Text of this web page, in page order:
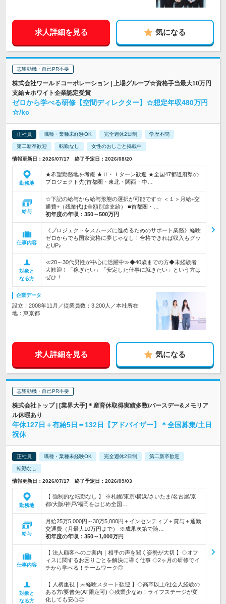
求人詳細を見る 気になる
志望動機・自己PR不要
株式会社ワールドコーポレーション | 上場グループ☆資格手当最大10万円
支給★ホワイト企業認定受賞
ゼロから学べる研修【空間ディレクター】☆想定年収480万円
☆/kc
正社員 職種・業種未経験OK 完全週休2日制 学歴不問
第二新卒歓迎 転勤なし 女性のおしごと掲載中
情報更新日：2026/07/17 終了予定日：2026/08/20
勤務地
★希望勤務地を考慮 ★Ｕ・Ｉターン歓迎 ★全国47都道府県の
プロジェクト先(首都圏・東北・関西・中…
給与
☆下記の給与から給与形態の選択が可能です☆ ＜１＞月給+交
通費+（残業代は全額別途支給） ■首都圏・…
初年度の年収： 350～500万円
仕事内容
《プロジェクトをスムーズに進めるためのサポート業務》経験
ゼロからでも国家資格に夢じゃなし！合格できれば収入もグッ
とUP♪
対象と
なる方
≪20～30代男性が中心に活躍中≫◆40歳までの方◆未経験者
大歓迎！「稼ぎたい」「安定した仕事に就きたい」という方は
ぜひ！
企業データ
設立：2008年11月／従業員数：3,200人／本社所在
地：東京都
求人詳細を見る 気になる
志望動機・自己PR不要
株式会社トップ | [業界大手]＊産育休取得実績多数/バースデー&メモリア
ル休暇あり
年休127日＋有給5日＝132日【アドバイザー】＊全国募集/土日
祝休
正社員 職種・業種未経験OK 完全週休2日制 第二新卒歓迎
転勤なし
情報更新日：2026/07/17 終了予定日：2026/09/03
勤務地
【 強制的な転勤なし 】 ※札幌/東京/横浜/さいたま/名古屋/京
都/大阪/神戸/福岡をはじめ全国…
給与
月給25万5,000円～30万5,000円＋インセンティブ＋賞与＋通勤
交通費（月最大10万円まで） ※成果次第で随…
初年度の年収： 350～1,000万円
仕事内容
【 法人顧客へのご案内｜相手の声を聞く姿勢が大切 】◇オフ
ィスに関するお困りごとを解決に導く仕事 ◇2ヶ月の研修でイ
チから学べる！チームワーク◎
対象と
なる方
【 人柄重視｜未経験スタート歓迎 】◇高卒以上/社会人経験の
ある方/要普免(AT限定可) ◇残業少なめ！ライフステージが変
化しても安心◎